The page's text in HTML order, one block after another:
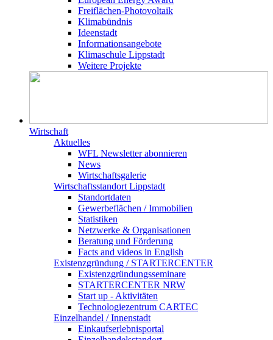
Freiflächen-Photovoltaik
Klimabündnis
Ideenstadt
Informationsangebote
Klimaschule Lippstadt
Weitere Projekte
Wirtschaft
Aktuelles
WFL Newsletter abonnieren
News
Wirtschaftsgalerie
Wirtschafts­­standort Lippstadt
Standortdaten
Gewerbeflächen / Immobilien
Statistiken
Netzwerke & Organisationen
Beratung und Förderung
Facts and videos in English
Existenz­gründung / STARTERCENTER
Existenzgründungsseminare
STARTERCENTER NRW
Start up - Aktivitäten
Technologiezentrum CARTEC
Einzelhandel / Innenstadt
Einkaufserlebnisportal